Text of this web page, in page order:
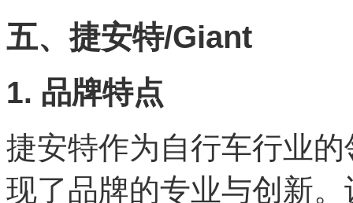
五、捷安特/Giant
1. 品牌特点
捷安特作为自行车行业
现了品牌的专业与创新